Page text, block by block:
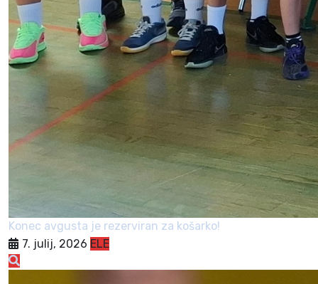
Konec avgusta je rezerviran za košarko!
7. julij, 2026 ELE